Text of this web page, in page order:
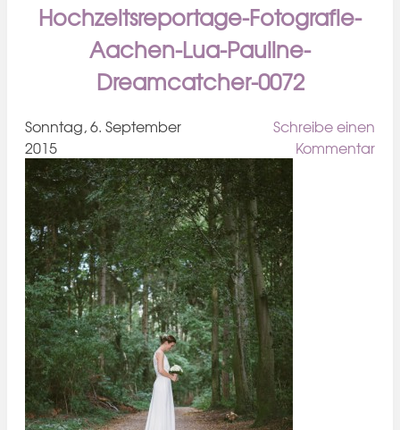
Hochzeitsreportage-Fotografie-
Aachen-Lua-Pauline-
Dreamcatcher-0072
Sonntag, 6. September
2015
Schreibe einen
Kommentar